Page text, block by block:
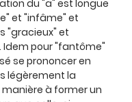
du "a" est longue
et "infâme" et
"gracieux" et
pour "fantôme"
se prononcer en
légèrement la
à former un